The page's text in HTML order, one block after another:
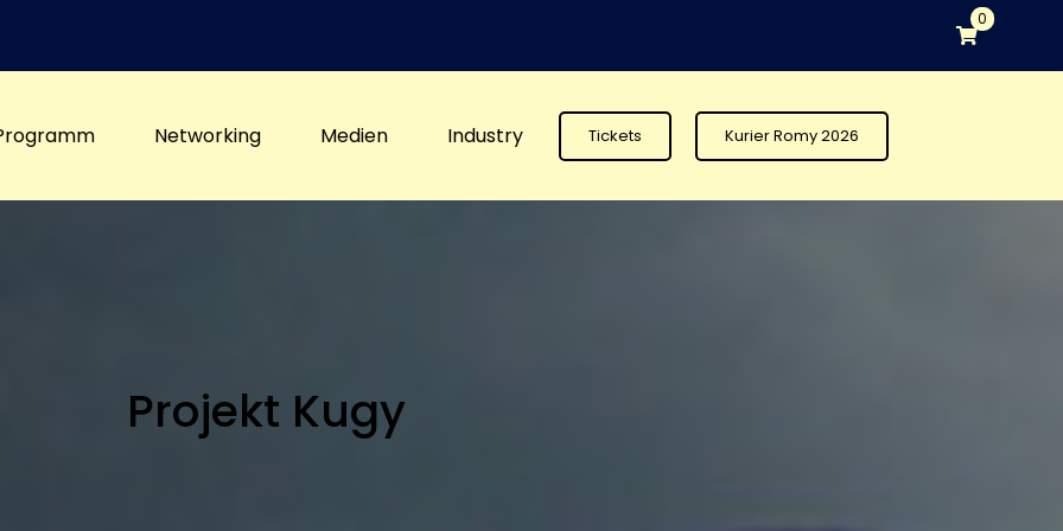
0
Networking Medien Industry Tickets Kurier Romy 2026
Projekt Kugy